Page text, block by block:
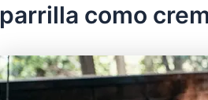
parrilla como